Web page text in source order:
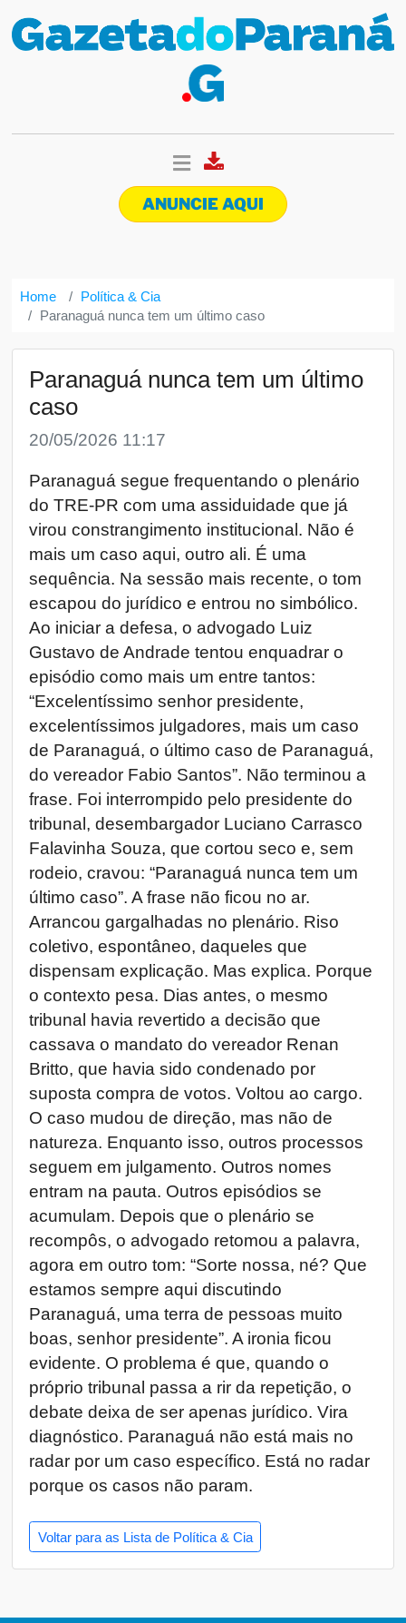
ANUNCIE AQUI
Home
Política & Cia
Paranaguá nunca tem um último caso
Paranaguá nunca tem um último
caso
20/05/2026 11:17
Paranaguá segue frequentando o plenário
do TRE-PR com uma assiduidade que já
virou constrangimento institucional. Não é
mais um caso aqui, outro ali. É uma
sequência. Na sessão mais recente, o tom
escapou do jurídico e entrou no simbólico.
Ao iniciar a defesa, o advogado Luiz
Gustavo de Andrade tentou enquadrar o
episódio como mais um entre tantos:
“Excelentíssimo senhor presidente,
excelentíssimos julgadores, mais um caso
de Paranaguá, o último caso de Paranaguá,
do vereador Fabio Santos”. Não terminou a
frase. Foi interrompido pelo presidente do
tribunal, desembargador Luciano Carrasco
Falavinha Souza, que cortou seco e, sem
rodeio, cravou: “Paranaguá nunca tem um
último caso”. A frase não ficou no ar.
Arrancou gargalhadas no plenário. Riso
coletivo, espontâneo, daqueles que
dispensam explicação. Mas explica. Porque
o contexto pesa. Dias antes, o mesmo
tribunal havia revertido a decisão que
cassava o mandato do vereador Renan
Britto, que havia sido condenado por
suposta compra de votos. Voltou ao cargo.
O caso mudou de direção, mas não de
natureza. Enquanto isso, outros processos
seguem em julgamento. Outros nomes
entram na pauta. Outros episódios se
acumulam. Depois que o plenário se
recompôs, o advogado retomou a palavra,
agora em outro tom: “Sorte nossa, né? Que
estamos sempre aqui discutindo
Paranaguá, uma terra de pessoas muito
boas, senhor presidente”. A ironia ficou
evidente. O problema é que, quando o
próprio tribunal passa a rir da repetição, o
debate deixa de ser apenas jurídico. Vira
diagnóstico. Paranaguá não está mais no
radar por um caso específico. Está no radar
porque os casos não param.
Voltar para as Lista de Política & Cia